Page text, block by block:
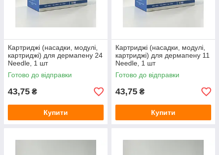
Картриджі (насадки, модулі,
картриджі) для дермапену 24
Needle, 1 шт
Готово до відправки
43,75 ₴
Купити
Картриджі (насадки, модулі,
картриджі) для дермапену 11
Needle, 1 шт
Готово до відправки
43,75 ₴
Купити